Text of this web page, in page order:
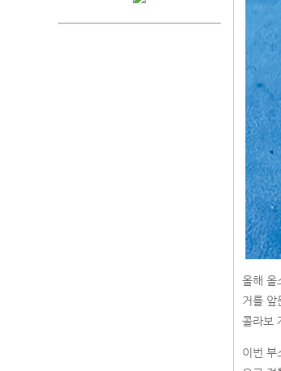
올해 올
거를 앞
콜라보
이번 부